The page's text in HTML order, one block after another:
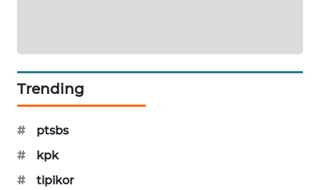
Trending
#
ptsbs
#
kpk
#
tipikor